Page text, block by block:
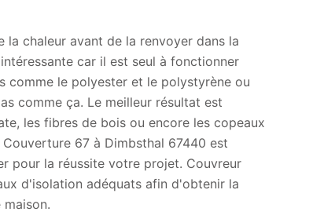
la chaleur avant de la renvoyer dans la
car il est seul à fonctionner
comme le polyester et le polystyrène ou
comme ça. Le meilleur résultat est
les fibres de bois ou encore les copeaux
Couverture 67 à Dimbsthal 67440 est
pour la réussite votre projet. Couvreur
d'isolation adéquats afin d'obtenir la